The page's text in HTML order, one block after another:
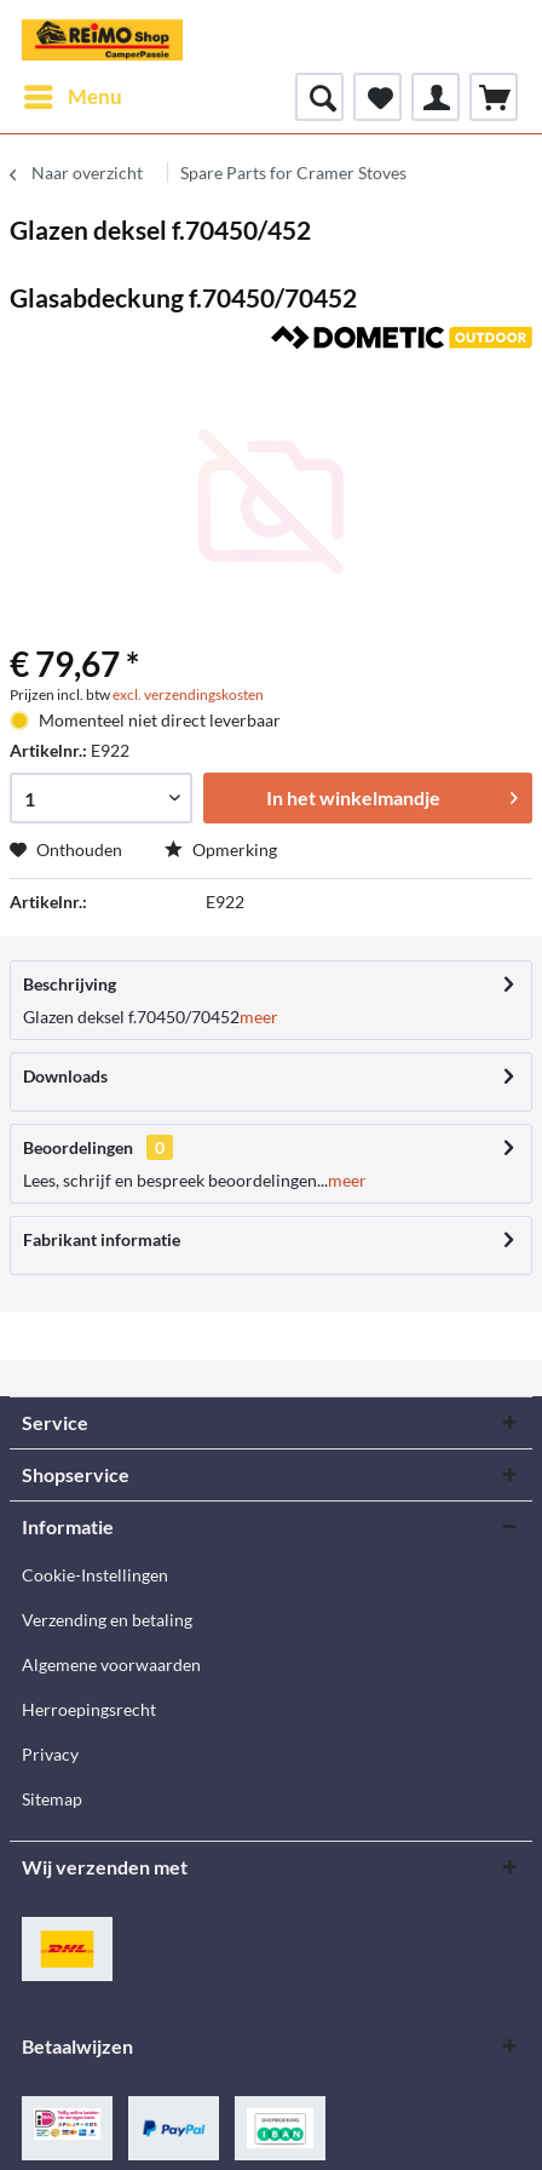
Menu
Naar overzicht Spare Parts for Cramer Stoves
Glazen deksel f.70450/452
Glasabdeckung f.70450/70452
€ 79,67 *
Prijzen incl. btwexcl. verzendingskosten
Momenteel niet direct leverbaar
Artikelnr.: E922
In het winkelmandje
Onthouden Opmerking
Artikelnr.: E922
Beschrijving
Glazen deksel f.70450/70452meer
Downloads
Beoordelingen
0
Lees, schrijf en bespreek beoordelingen...meer
Fabrikant informatie
Service
Shopservice
Informatie
Cookie-Instellingen
Verzending en betaling
Algemene voorwaarden
Herroepingsrecht
Privacy
Sitemap
Wij verzenden met
Betaalwijzen